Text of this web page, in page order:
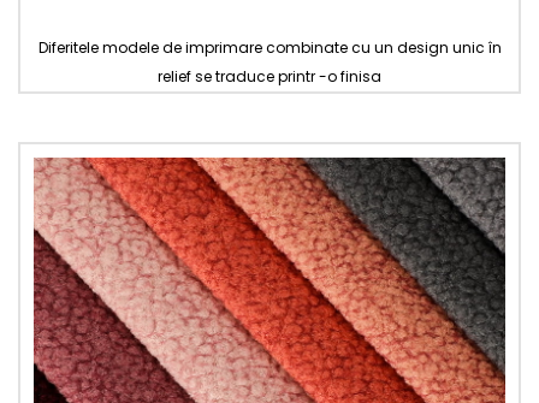
Diferitele modele de imprimare combinate cu un design unic în
relief se traduce printr -o finisa